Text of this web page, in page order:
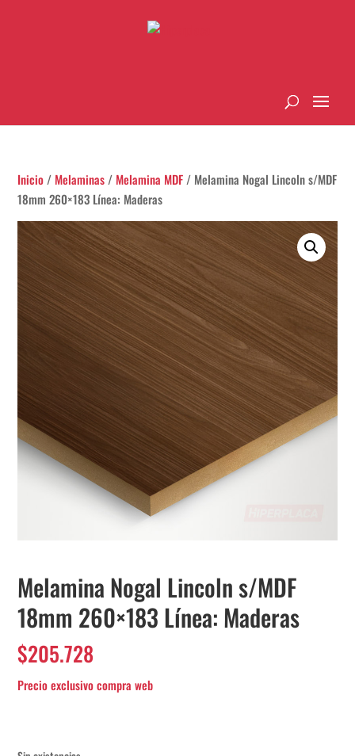
Inicio / Melaminas / Melamina MDF / Melamina Nogal Lincoln s/MDF
18mm 260×183 Línea: Maderas
Melamina Nogal Lincoln s/MDF
18mm 260×183 Línea: Maderas
$205.728